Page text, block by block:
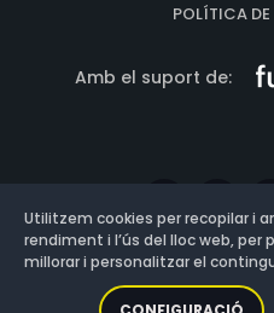
POLÍTICA
Amb el suport de:
Versió:
Utilitzem cookies per recopilar i
rendiment i l’ús del lloc web,
millorar i personalitzar el